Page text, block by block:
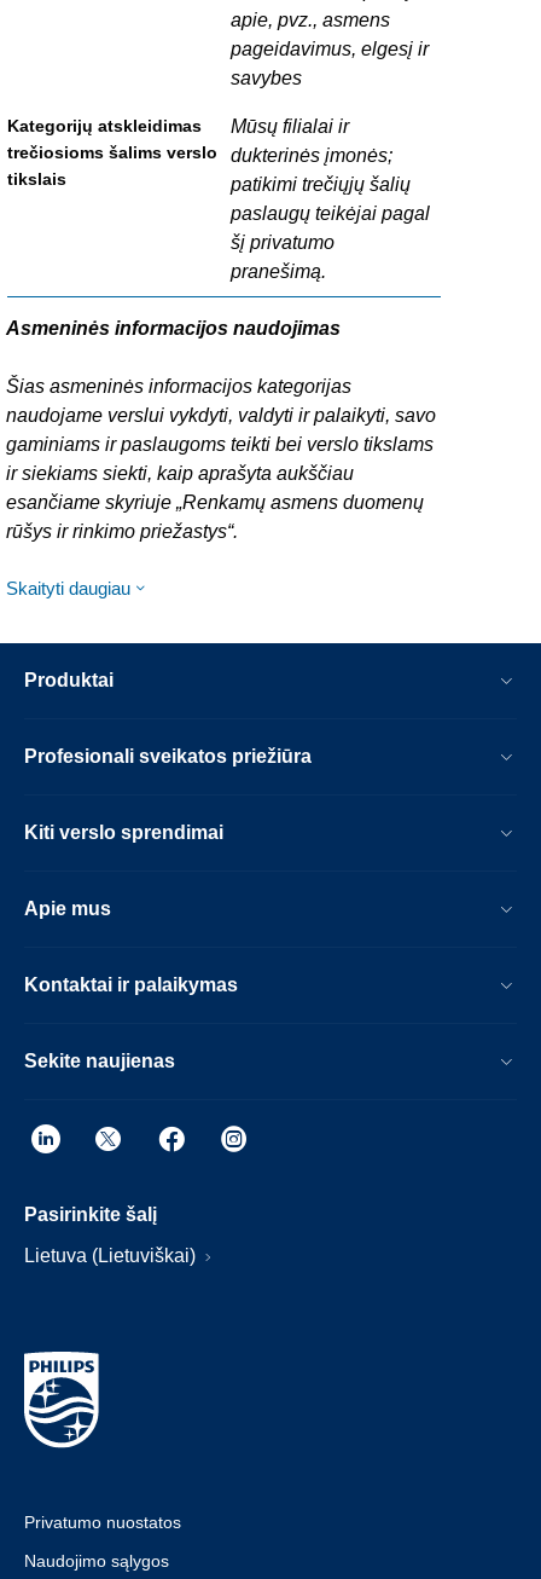
apie, pvz., asmens
pageidavimus, elgesį ir
savybes
Mūsų filialai ir
dukterinės įmonės;
patikimi trečiųjų šalių
paslaugų teikėjai pagal
šį privatumo
pranešimą.
Asmeninės informacijos naudojimas
Šias asmeninės informacijos kategorijas
naudojame verslui vykdyti, valdyti ir palaikyti, savo
gaminiams ir paslaugoms teikti bei verslo tikslams
ir siekiams siekti, kaip aprašyta aukščiau
esančiame skyriuje „Renkamų asmens duomenų
rūšys ir rinkimo priežastys“.
Skaityti daugiau
Produktai
Profesionali sveikatos priežiūra
Kiti verslo sprendimai
Apie mus
Kontaktai ir palaikymas
Sekite naujienas
Pasirinkite šalį
Lietuva (Lietuviškai)
Privatumo nuostatos
Naudojimo sąlygos